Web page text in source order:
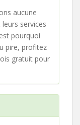
aucune
services
pourquoi
pire, profitez
gratuit pour